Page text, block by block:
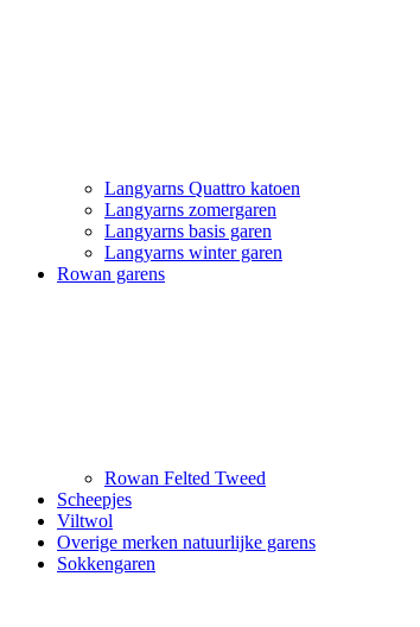
Langyarns Quattro katoen
Langyarns zomergaren
Langyarns basis garen
Langyarns winter garen
Rowan garens
Rowan Felted Tweed
Scheepjes
Viltwol
Overige merken natuurlijke garens
Sokkengaren